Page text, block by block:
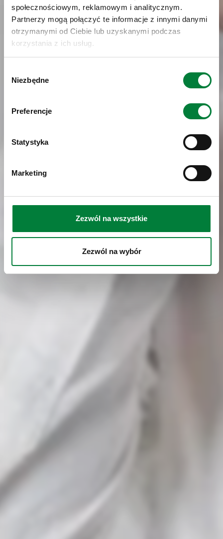
społecznościowym, reklamowym i analitycznym.
Partnerzy mogą połączyć te informacje z innymi danymi
otrzymanymi od Ciebie lub uzyskanymi podczas
korzystania z ich usług.
zgody
Niezbędne
Preferencje
Statystyka
Marketing
Zezwól na wszystkie
Zezwól na wybór